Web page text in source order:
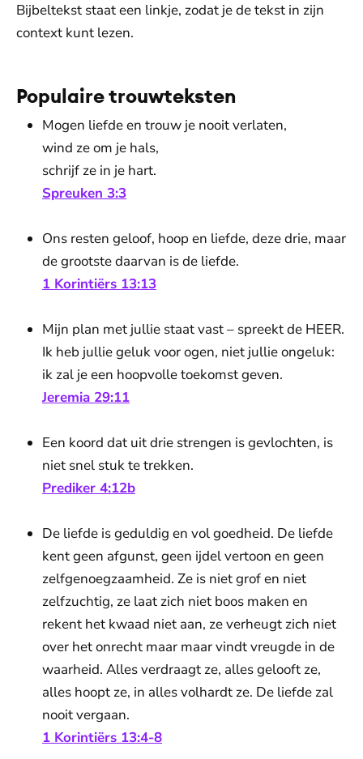
Bijbeltekst staat een linkje, zodat je de tekst in zijn
context kunt lezen.
Populaire trouwteksten
Mogen liefde en trouw je nooit verlaten,
wind ze om je hals,
schrijf ze in je hart.
Spreuken 3:3
Ons resten geloof, hoop en liefde, deze drie, maar
de grootste daarvan is de liefde.
1 Korintiërs 13:13
Mijn plan met jullie staat vast – spreekt de HEER.
Ik heb jullie geluk voor ogen, niet jullie ongeluk:
ik zal je een hoopvolle toekomst geven.
Jeremia 29:11
Een koord dat uit drie strengen is gevlochten, is
niet snel stuk te trekken.
Prediker 4:12b
De liefde is geduldig en vol goedheid. De liefde
kent geen afgunst, geen ijdel vertoon en geen
zelfgenoegzaamheid. Ze is niet grof en niet
zelfzuchtig, ze laat zich niet boos maken en
rekent het kwaad niet aan, ze verheugt zich niet
over het onrecht maar maar vindt vreugde in de
waarheid. Alles verdraagt ze, alles gelooft ze,
alles hoopt ze, in alles volhardt ze. De liefde zal
nooit vergaan.
1 Korintiërs 13:4-8